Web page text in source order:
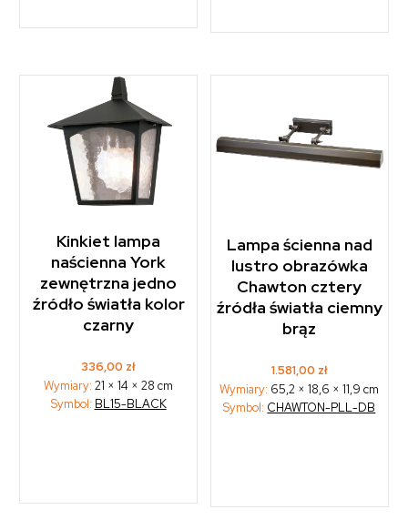
Kinkiet lampa
naścienna York
zewnętrzna jedno
źródło światła kolor
czarny
336,00 zł
Wymiary:21 × 14 × 28 cm
Symbol: BL15-BLACK
Lampa ścienna nad
lustro obrazówka
Chawton cztery
źródła światła ciemny
brąz
1.581,00 zł
Wymiary: 65,2 × 18,6 × 11,9 cm
Symbol: CHAWTON-PLL-DB